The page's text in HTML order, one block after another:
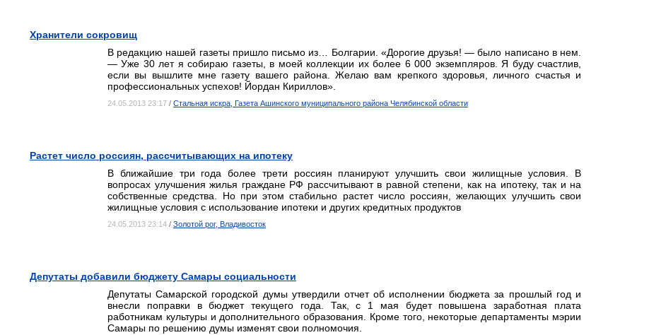
Хранители сокровищ
В редакцию нашей газеты пришло письмо из… Болгарии. «Дорогие друзья! — было написано в нем.
— Уже 30 лет я собираю газеты, в моей коллекции их более 6 000 экземпляров. Я буду счастлив,
если вы вышлите мне газету вашего района. Желаю вам крепкого здоровья, личного счастья и
профессиональных успехов! Йордан Кириллов».
24.05.2013 23:17 / Стальная искра, Газета Ашинского муниципального района Челябинской области
Растет число россиян, рассчитывающих на ипотеку
В ближайшие три года более трети россиян планируют улучшить свои жилищные условия. В
вопросах улучшения жилья граждане РФ рассчитывают в равной степени, как на ипотеку, так и на
собственные средства. Но при этом стабильно растет число россиян, желающих улучшить свои
жилищные условия с использование ипотеки и других кредитных продуктов
24.05.2013 23:14 / Золотой рог, Владивосток
Депутаты добавили бюджету Самары социальности
Депутаты Самарской городской думы утвердили отчет об исполнении бюджета за прошлый год и
внесли поправки в бюджет текущего года. Так, с 1 мая будет повышена заработная плата
работникам культуры и дополнительного образования. Кроме того, некоторые департаменты мэрии
Самары по решению думы изменят свои полномочия.